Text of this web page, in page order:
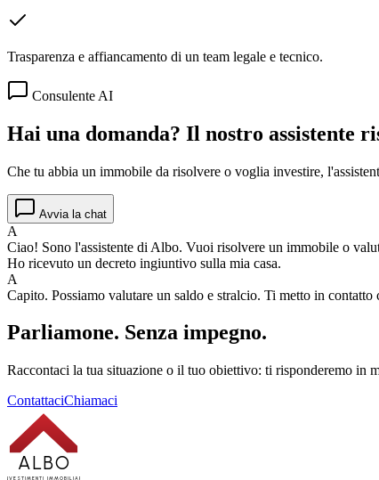
Trasparenza e affiancamento di un team legale e tecnico.
Consulente AI
Hai una domanda? Il nostro assistente
Che tu abbia un immobile da risolvere o voglia investire,
Avvia la chat
A
Ciao! Sono l'assistente di Albo. Vuoi risolvere un immobile o
Ho ricevuto un decreto ingiuntivo sulla mia casa.
A
Capito. Possiamo valutare un saldo e stralcio. Ti metto in contatto
Parliamone. Senza impegno.
Raccontaci la tua situazione o il tuo obiettivo: ti risponderemo in
ContattaciChiamaci
ALBO
INVESTIMENTI IMMOBILIARI